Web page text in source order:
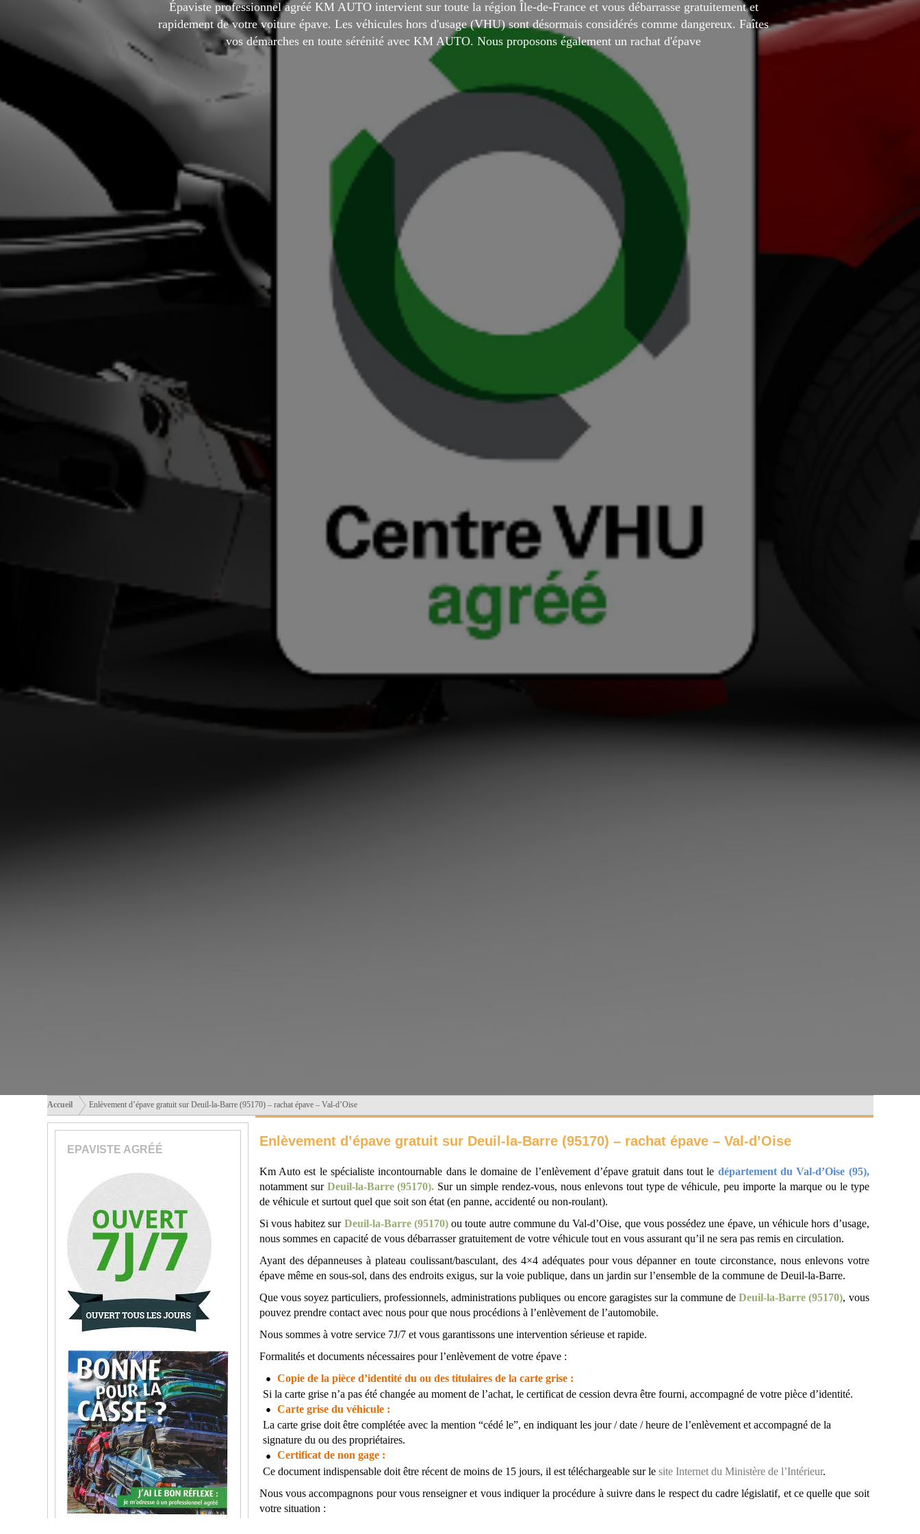
Épaviste professionnel agréé KM AUTO intervient sur toute la région Île-de-France et vous débarrasse gratuitement et
rapidement de votre voiture épave. Les véhicules hors d'usage (VHU) sont désormais considérés comme dangereux. Faîtes
vos démarches en toute sérénité avec KM AUTO. Nous proposons également un rachat d'épave
Accueil Enlèvement d’épave gratuit sur Deuil-la-Barre (95170) – rachat épave – Val-d’Oise
EPAVISTE AGRÉÉ
Enlèvement d’épave gratuit sur Deuil-la-Barre (95170) – rachat épave – Val-d’Oise
Km Auto est le spécialiste incontournable dans le domaine de l’enlèvement d’épave gratuit dans tout le département du Val-d’Oise (95),
notamment sur Deuil-la-Barre (95170). Sur un simple rendez-vous, nous enlevons tout type de véhicule, peu importe la marque ou le type
de véhicule et surtout quel que soit son état (en panne, accidenté ou non-roulant).
Si vous habitez sur Deuil-la-Barre (95170)ou toute autre commune du Val-d’Oise, que vous possédez une épave, un véhicule hors d’usage,
nous sommes en capacité de vous débarrasser gratuitement de votre véhicule tout en vous assurant qu’il ne sera pas remis en circulation.
Ayant des dépanneuses à plateau coulissant/basculant, des 4×4 adéquates pour vous dépanner en toute circonstance, nous enlevons votre
épave même en sous-sol, dans des endroits exigus, sur la voie publique, dans un jardin sur l’ensemble de la commune de Deuil-la-Barre.
Que vous soyez particuliers, professionnels, administrations publiques ou encore garagistes sur la commune deDeuil-la-Barre (95170), vous
pouvez prendre contact avec nous pour que nous procédions à l’enlèvement de l’automobile.
Nous sommes à votre service 7J/7 et vous garantissons une intervention sérieuse et rapide.
Formalités et documents nécessaires pour l’enlèvement de votre épave :
Copie de la pièce d’identité du ou des titulaires de la carte grise :
Si la carte grise n’a pas été changée au moment de l’achat, le certificat de cession devra être fourni, accompagné de votre pièce d’identité.
Carte grise du véhicule :
La carte grise doit être complétée avec la mention “cédé le”, en indiquant les jour / date / heure de l’enlèvement et accompagné de la
signature du ou des propriétaires.
Certificat de non gage :
Ce document indispensable doit être récent de moins de 15 jours, il est téléchargeable sur le site Internet du Ministère de l’Intérieur.
Nous vous accompagnons pour vous renseigner et vous indiquer la procédure à suivre dans le respect du cadre législatif, et ce quelle que soit
votre situation :